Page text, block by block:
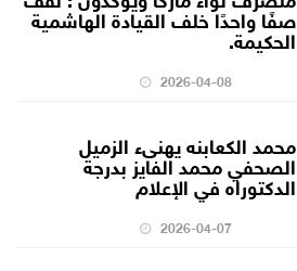
صفًا واحدًا خلف القيادة الهاشمية
الحكيمة.
2026-04-08
محمد الكعابنه يهنىء الزميل
الصحفي محمد الفايز بدرجة
الدكتوراه في الإعلام
2026-04-07